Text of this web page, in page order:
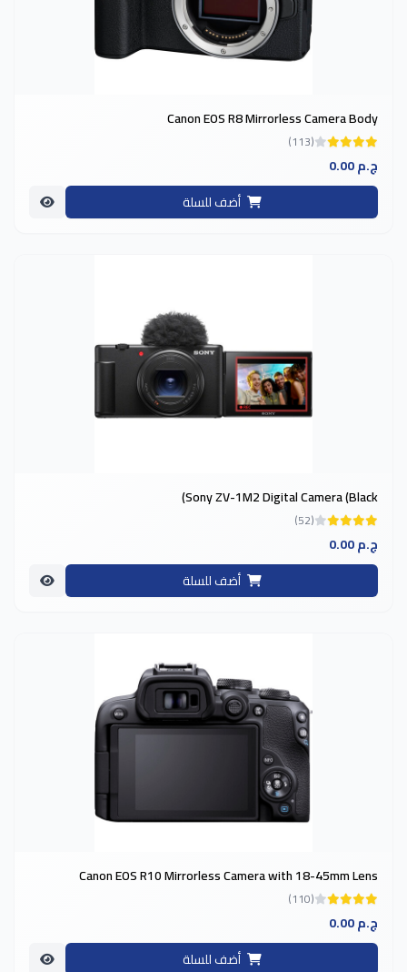
Canon EOS R8 Mirrorless Camera Body
(113)
0.00 ج.م
أضف للسلة
Sony ZV-1M2 Digital Camera (Black)
(52)
0.00 ج.م
أضف للسلة
Canon EOS R10 Mirrorless Camera with 18-45mm Lens
(110)
0.00 ج.م
أضف للسلة